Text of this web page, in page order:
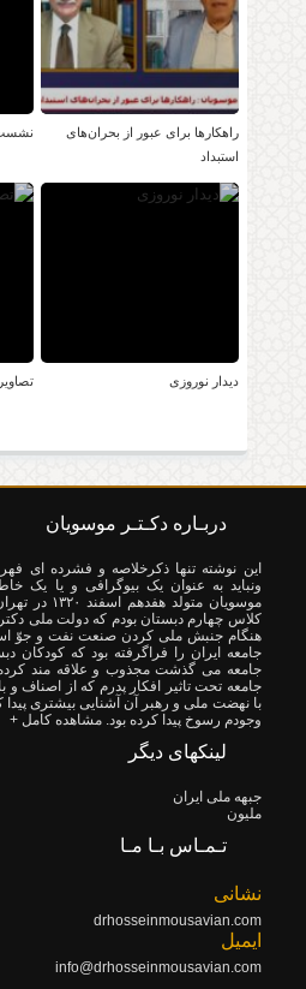
راهکارها برای عبور از بحران‌های
استبداد
دیدار نوروزی
دربـاره دکـتـر موسویان
این نوشته تنها ذکرخلاصه و فشرده
ونباید به عنوان یک بیوگرافی و یا
کلاس چهارم دبستان بودم که دولت ملی
هنگام جنبش ملی کردن صنعت نفت و جوّ
جامعه ایران را فراگرفته بود که کودکان
جامعه می گذشت مجذوب و علاقه مند
جامعه تحت تاثیر افکار پدرم که از اصناف
با نهضت ملی و رهبر آن آشنایی بیشتری
وجودم رسوخ پیدا کرده بود. مشاهده کامل +
لینکهای دیگر
جبهه ملی ایران
ملیون
تـمـاس بـا مـا
نشانی
drhosseinmousavian.com
ایمیل
info@drhosseinmousavian.com